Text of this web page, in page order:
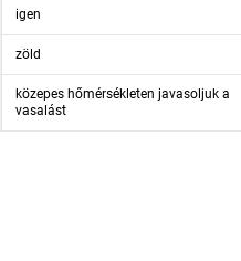
igen
zöld
közepes hőmérsékleten javasoljuk a
vasalást